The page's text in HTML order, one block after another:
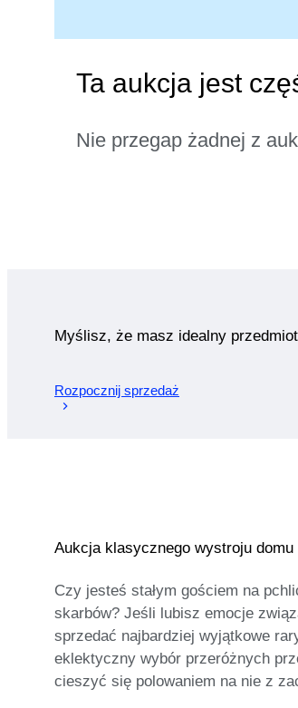
Ta aukcja jest
Nie przegap żadnej z
Myślisz, że masz idealny
Rozpocznij sprzedaż
Aukcja klasycznego wystroju domu
Czy jesteś stałym gościem na
skarbów? Jeśli lubisz emocje
sprzedać najbardziej wyjątkowe
eklektyczny wybór przeróżnych
cieszyć się polowaniem na nie z